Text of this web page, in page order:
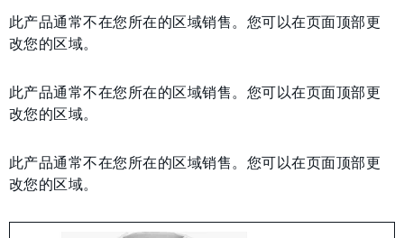
此产品通常不在您所在的区域销售。您可以在页面顶部更
改您的区域。
此产品通常不在您所在的区域销售。您可以在页面顶部更
改您的区域。
此产品通常不在您所在的区域销售。您可以在页面顶部更
改您的区域。